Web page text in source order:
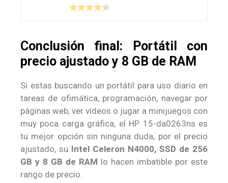
Conclusión final: Portátil con
precio ajustado y 8 GB de RAM
Si estas buscando un portátil para uso diario en
tareas de ofimática, programación, navegar por
páginas web, ver vídeos o jugar a minijuegos con
muy poca carga gráfica, el HP 15-da0263ns es
tu mejor opción sin ninguna duda, por el precio
ajustado, su Intel Celeron N4000, SSD de 256
GB y 8 GB de RAM lo hacen imbatible por este
rango de precio.